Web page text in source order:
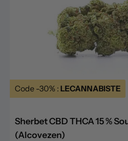
Code -30% : LECANNABISTE
Sherbet CBD THCA 15 %
(Alcovezen)